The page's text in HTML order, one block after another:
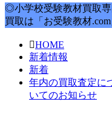
◎小学校受験教材買取
買取は「お受験教材
HOME
新着情報
新着
年内の買取査定
いてのお知らせ